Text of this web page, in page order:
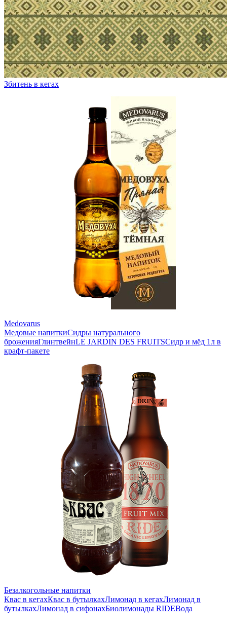
Збитень в кегах
Medovarus
Медовые напиткиСидры натурального
броженияГлинтвейнLE JARDIN DES FRUITSСидр и мёд 1л в
крафт-пакете
Безалкогольные напитки
Квас в кегахКвас в бутылкахЛимонад в кегахЛимонад в
бутылкахЛимонад в сифонахБиолимонады RIDEВода